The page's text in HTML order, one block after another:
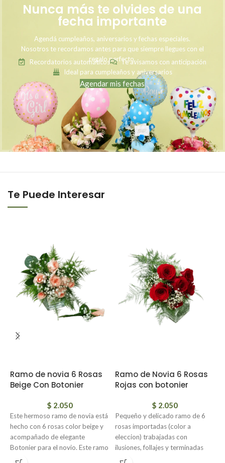
Nunca más te olvides de una
fecha importante
Agendá cumpleaños, aniversarios y fechas especiales.
Nosotros te recordamos antes para que siempre llegues con el
regalo perfecto.
Recordatorios automáticos
Te avisamos con anticipación
Ideal para cumpleaños y aniversarios
Agendar mis fechas
Te Puede Interesar
Ramo de novia 6 Rosas
Beige Con Botonier
$ 2.050
Este hermoso ramo de novia está
hecho con 6 rosas color beige y
acompañado de elegante
Botonier para el novio. Este ramo
es perfecto para una boda íntima
Ramo de Novia 6 Rosas
Rojas con botonier
$ 2.050
Pequeño y delicado ramo de 6
rosas importadas (color a
eleccion) trabajadas con
ilusiones, follajes y terminadas
con cinta floral waterproof en la